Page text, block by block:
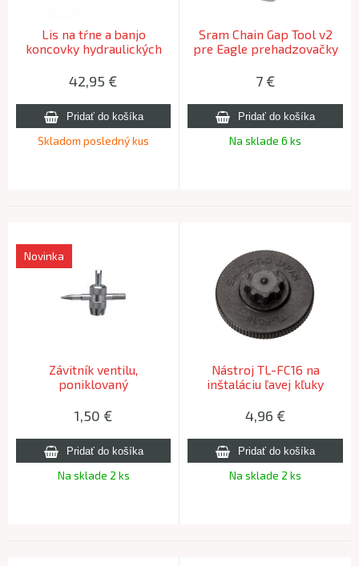
Lis na tŕne a banjo
koncovky hydraulických
NEEDLEDRIVER
HYDRAULIC
42,95 €
Skladom posledný kus
Sram Chain Gap Tool v2
pre Eagle prehadzovačky
7 €
Na sklade 6 ks
Závitník ventilu,
poniklovaný
Novinka
1,50 €
Na sklade 2 ks
Nástroj TL-FC16 na
inštaláciu ľavej kľuky
4,96 €
Na sklade 2 ks